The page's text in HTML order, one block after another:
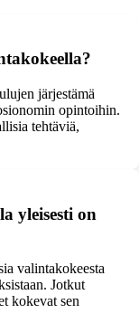
järjestämä
opintoihin.
tehtäviä,
yleisesti on
valintakokeesta
Jotkut
kokevat sen